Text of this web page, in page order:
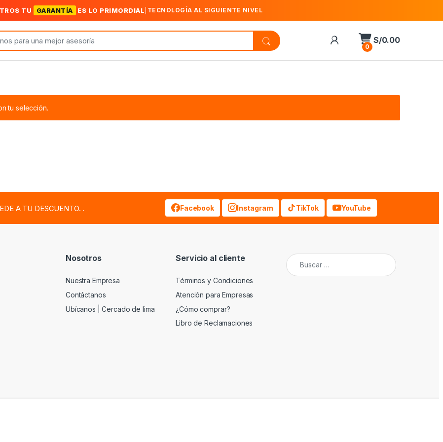
TU GARANTÍA ES LO PRIMORDIAL TECNOLOGÍA AL SIGUIENTE NIVEL
0
S/0.00
tu selección.
A TU DESCUENTO. . Facebook Instagram TikTok YouTube
Nosotros
Nuestra Empresa
Contáctanos
Ubícanos | Cercado de lima
Servicio al cliente
Términos y Condiciones
Atención para Empresas
¿Cómo comprar?
Libro de Reclamaciones
Buscar: